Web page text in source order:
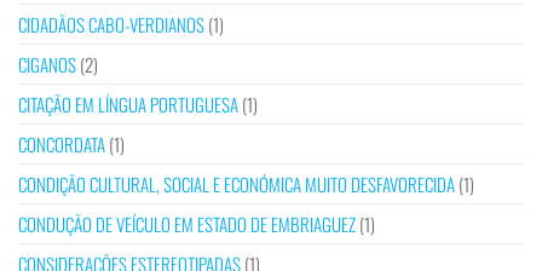
CIDADÃOS CABO-VERDIANOS(1)
CIGANOS(2)
CITAÇÃO EM LÍNGUA PORTUGUESA(1)
CONCORDATA(1)
CONDIÇÃO CULTURAL, SOCIAL E ECONÓMICA MUITO DESFAVORECIDA(1)
CONDUÇÃO DE VEÍCULO EM ESTADO DE EMBRIAGUEZ(1)
CONSIDERAÇÕES ESTEREOTIPADAS(1)